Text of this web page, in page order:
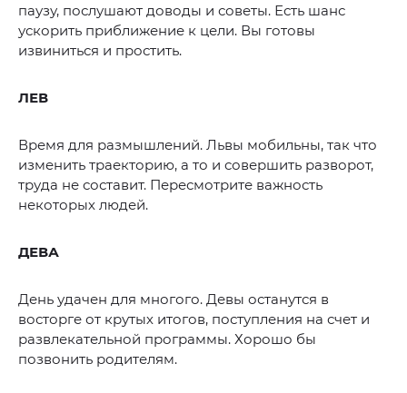
паузу, послушают доводы и советы. Есть шанс
ускорить приближение к цели. Вы готовы
извиниться и простить.
ЛЕВ
Время для размышлений. Львы мобильны, так что
изменить траекторию, а то и совершить разворот,
труда не составит. Пересмотрите важность
некоторых людей.
ДЕВА
День удачен для многого. Девы останутся в
восторге от крутых итогов, поступления на счет и
развлекательной программы. Хорошо бы
позвонить родителям.